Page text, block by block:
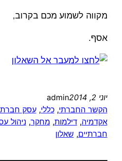
מקווה לשמוע מכם בקרוב,
אסף.
יוני 2, 2014
admin
הקשר החברתי, כללי, עסק
אקדמיה, דילמות, מחקר, ניהול
חברתיים, שאלון